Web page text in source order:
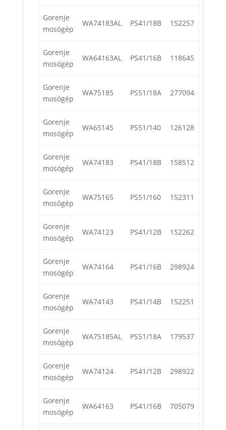
Gorenje
mosógép
WA74183AL PS41/18B 152257
Gorenje
mosógép
WA64163AL PS41/16B 118645
Gorenje
mosógép
WA75185 PS51/18A 277094
Gorenje
mosógép
WA65145 PS51/140 126128
Gorenje
mosógép
WA74183 PS41/18B 158512
Gorenje
mosógép
WA75165 PS51/160 152311
Gorenje
mosógép
WA74123 PS41/12B 152262
Gorenje
mosógép
WA74164 PS41/16B 298924
Gorenje
mosógép
WA74143 PS41/14B 152251
Gorenje
mosógép
WA75185AL PS51/18A 179537
Gorenje
mosógép
WA74124 PS41/12B 298922
Gorenje
mosógép
WA64163 PS41/16B 705079